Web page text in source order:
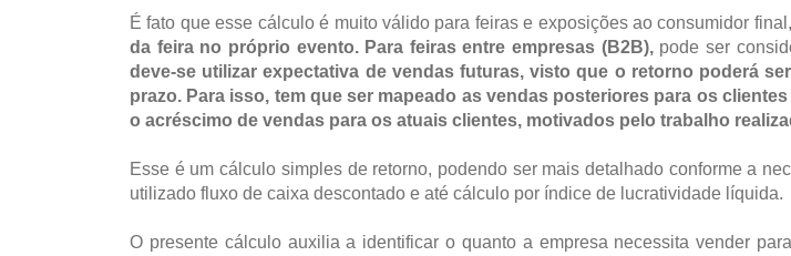
É fato que esse cálculo é muito válido para feiras e exposições ao consumidor
da feira no próprio evento. Para feiras entre empresas (B2B), pode ser
deve-se utilizar expectativa de vendas futuras, visto que o retorno poderá
prazo. Para isso, tem que ser mapeado as vendas posteriores para os
o acréscimo de vendas para os atuais clientes, motivados pelo trabalho
Esse é um cálculo simples de retorno, podendo ser mais detalhado conforme a
utilizado fluxo de caixa descontado e até cálculo por índice de lucratividade líquida.
O presente cálculo auxilia a identificar o quanto a empresa necessita vender